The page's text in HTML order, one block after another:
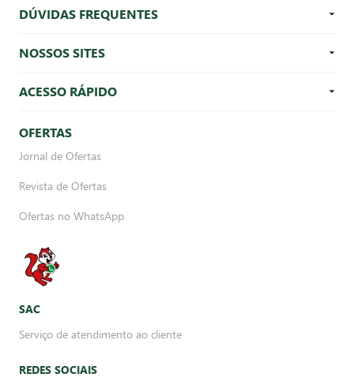
DÚVIDAS FREQUENTES
NOSSOS SITES
ACESSO RÁPIDO
OFERTAS
Jornal de Ofertas
Revista de Ofertas
Ofertas no WhatsApp
SAC
Serviço de atendimento ao cliente
REDES SOCIAIS